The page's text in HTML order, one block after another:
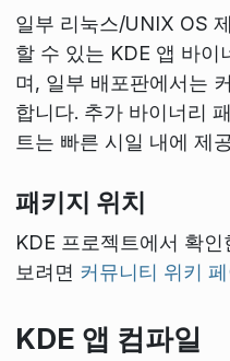
일부 리눅스/UNIX OS
할 수 있는 KDE 앱 바이
며, 일부 배포판에서는
합니다. 추가 바이너리
트는 빠른 시일 내에 제
패키지 위치
KDE 프로젝트에서 확
보려면 커뮤니티 위키 페
KDE 앱 컴파일